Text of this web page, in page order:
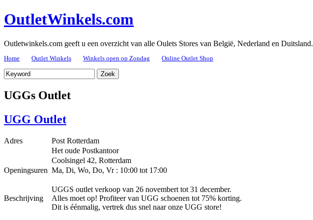
OutletWinkels.com
Outletwinkels.com geeft u een overzicht van alle Oulets Stores van België, Nederland en Duitsland.
Home Outlet Winkels Winkels open op Zondag Online Outlet Shop
UGGs Outlet
UGG Outlet
Adres
Post Rotterdam
Het oude Postkantoor
Coolsingel 42, Rotterdam
Openingsuren Ma, Di, Wo, Do, Vr : 10:00 tot 17:00
Beschrijving
UGGS outlet verkoop van 26 novembert tot 31 december.
Alles moet op! Profiteer van UGG schoenen tot 75% korting.
Dit is éénmalig, vertrek dus snel naar onze UGG store!